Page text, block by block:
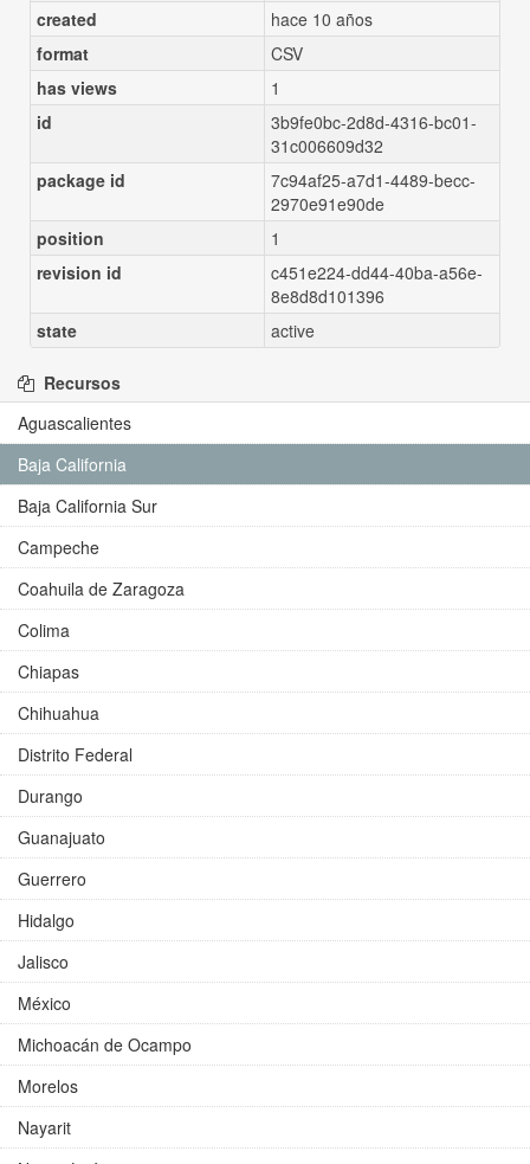
created
hace 10 años
format
CSV
has views
1
id
3b9fe0bc-2d8d-4316-bc01-
31c006609d32
package id
7c94af25-a7d1-4489-becc-
2970e91e90de
position
1
revision id
c451e224-dd44-40ba-a56e-
8e8d8d101396
state
active
Recursos
Aguascalientes
Baja California
Baja California Sur
Campeche
Coahuila de Zaragoza
Colima
Chiapas
Chihuahua
Distrito Federal
Durango
Guanajuato
Guerrero
Hidalgo
Jalisco
México
Michoacán de Ocampo
Morelos
Nayarit